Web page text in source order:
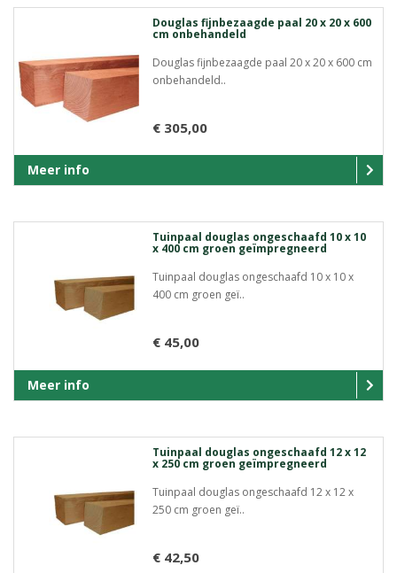
Douglas fijnbezaagde paal 20 x 20 x 600
cm onbehandeld
Douglas fijnbezaagde paal 20 x 20 x 600 cm
onbehandeld..
€ 305,00
Meer info
Tuinpaal douglas ongeschaafd 10 x 10
x 400 cm groen geïmpregneerd
Tuinpaal douglas ongeschaafd 10 x 10 x
400 cm groen geï..
€ 45,00
Meer info
Tuinpaal douglas ongeschaafd 12 x 12
x 250 cm groen geïmpregneerd
Tuinpaal douglas ongeschaafd 12 x 12 x
250 cm groen geï..
€ 42,50